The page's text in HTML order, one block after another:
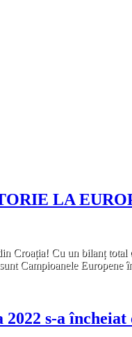
LA
Croația! Cu un bilanț
Campioanele Europene
s-a încheiat